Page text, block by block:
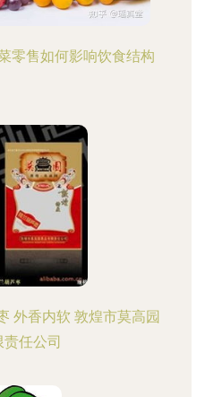
零售如何影响饮食结构
外香内软 敦煌市莫高园
任公司